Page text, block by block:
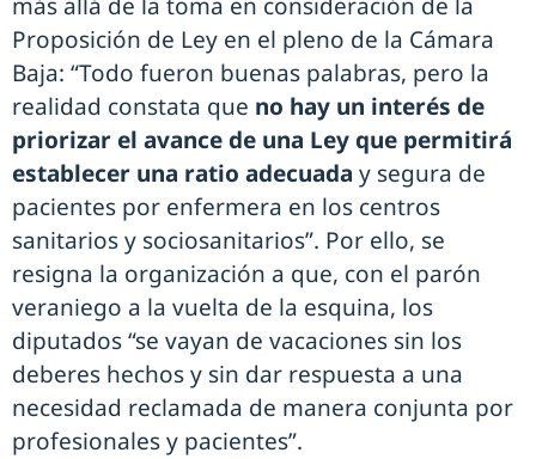
Proposición de Ley en el pleno de la Cámara
Baja: “Todo fueron buenas palabras, pero la
realidad constata que no hay un interés de
priorizar el avance de una Ley que permitirá
establecer una ratio adecuada y segura de
pacientes por enfermera en los centros
sanitarios y sociosanitarios”. Por ello, se
resigna la organización a que, con el parón
veraniego a la vuelta de la esquina, los
diputados “se vayan de vacaciones sin los
deberes hechos y sin dar respuesta a una
necesidad reclamada de manera conjunta por
profesionales y pacientes”.